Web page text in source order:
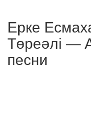
Ерке
Төреәлі —
песни